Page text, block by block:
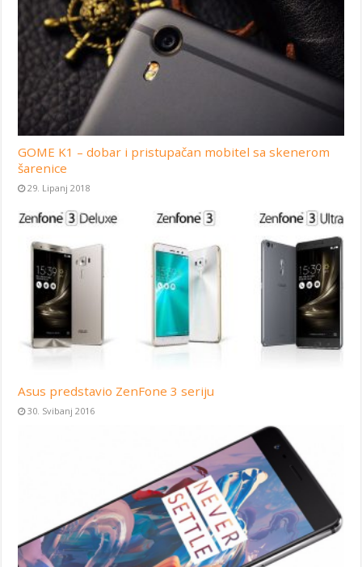
GOME K1 – dobar i pristupačan mobitel sa skenerom
šarenice
29. Lipanj 2018
Asus predstavio ZenFone 3 seriju
30. Svibanj 2016